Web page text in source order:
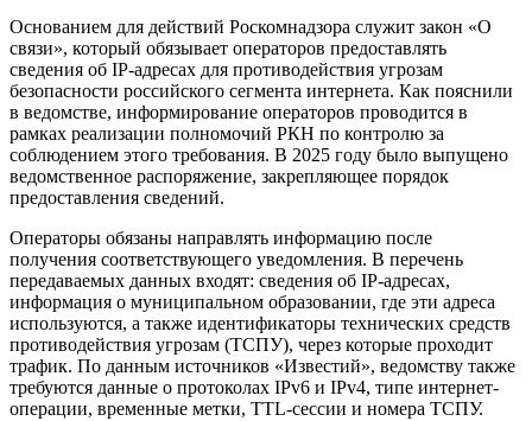
Основанием для действий Роскомнадзора служит закон «О
связи», который обязывает операторов предоставлять
сведения об IP-адресах для противодействия угрозам
безопасности российского сегмента интернета. Как пояснили
в ведомстве, информирование операторов проводится в
рамках реализации полномочий РКН по контролю за
соблюдением этого требования. В 2025 году было выпущено
ведомственное распоряжение, закрепляющее порядок
предоставления сведений.
Операторы обязаны направлять информацию после
получения соответствующего уведомления. В перечень
передаваемых данных входят: сведения об IP-адресах,
информация о муниципальном образовании, где эти адреса
используются, а также идентификаторы технических средств
противодействия угрозам (ТСПУ), через которые проходит
трафик. По данным источников «Известий», ведомству также
требуются данные о протоколах IPv6 и IPv4, типе интернет-
операции, временные метки, TTL-сессии и номера ТСПУ.